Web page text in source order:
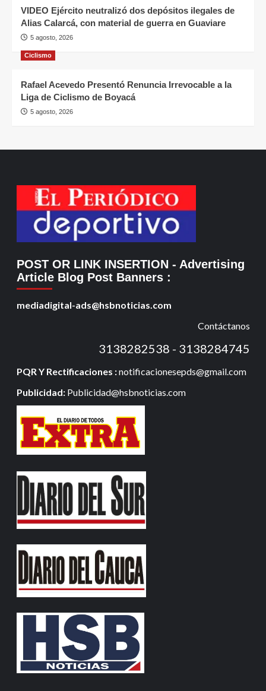
VIDEO Ejército neutralizó dos depósitos ilegales de
Alias Calarcá, con material de guerra en Guaviare
5 agosto, 2026
Ciclismo
Rafael Acevedo Presentó Renuncia Irrevocable a la
Liga de Ciclismo de Boyacá
5 agosto, 2026
POST OR LINK INSERTION - Advertising
Article Blog Post Banners :
mediadigital-ads@hsbnoticias.com
Contáctanos
3138282538 - 3138284745
PQR Y Rectificaciones :notificacionesepds@gmail.com
Publicidad: Publicidad@hsbnoticias.com